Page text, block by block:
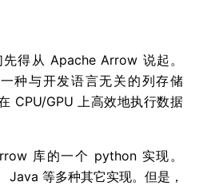
得从 Apache Arrow 说起。
种与开发语言无关的列存储
CPU/GPU 上高效地执行数据
库的一个 python 实现。
等多种其它实现。但是，